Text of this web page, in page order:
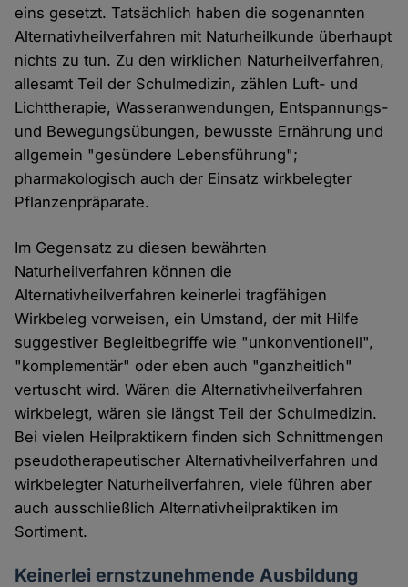
eins gesetzt. Tatsächlich haben die sogenannten
Alternativheilverfahren mit Naturheilkunde überhaupt
nichts zu tun. Zu den wirklichen Naturheilverfahren,
allesamt Teil der Schulmedizin, zählen Luft- und
Lichttherapie, Wasseranwendungen, Entspannungs-
und Bewegungsübungen, bewusste Ernährung und
allgemein "gesündere Lebensführung";
pharmakologisch auch der Einsatz wirkbelegter
Pflanzenpräparate.
Im Gegensatz zu diesen bewährten
Naturheilverfahren können die
Alternativheilverfahren keinerlei tragfähigen
Wirkbeleg vorweisen, ein Umstand, der mit Hilfe
suggestiver Begleitbegriffe wie "unkonventionell",
"komplementär" oder eben auch "ganzheitlich"
vertuscht wird. Wären die Alternativheilverfahren
wirkbelegt, wären sie längst Teil der Schulmedizin.
Bei vielen Heilpraktikern finden sich Schnittmengen
pseudotherapeutischer Alternativheilverfahren und
wirkbelegter Naturheilverfahren, viele führen aber
auch ausschließlich Alternativheilpraktiken im
Sortiment.
Keinerlei ernstzunehmende Ausbildung